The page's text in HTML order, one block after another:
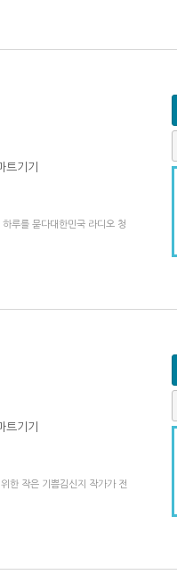
트기기
루를 묻다대한민국 라디오 청
트기기
한 작은 기쁨김신지 작가가 전